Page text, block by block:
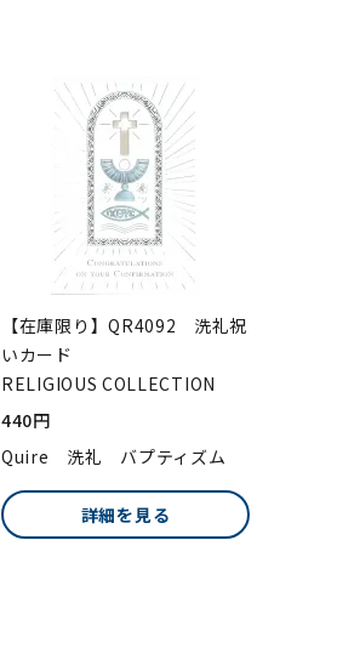
【在庫限り】QR4092 洗礼祝
いカード
RELIGIOUS COLLECTION
440円
Quire 洗礼 バプティズム
詳細を見る